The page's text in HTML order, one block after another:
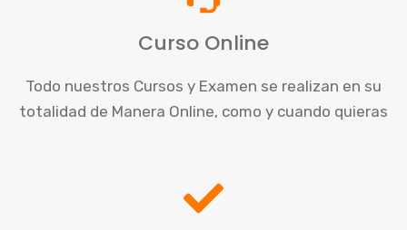
Curso Online
Todo nuestros Cursos y Examen se realizan en su
totalidad de Manera Online, como y cuando quieras